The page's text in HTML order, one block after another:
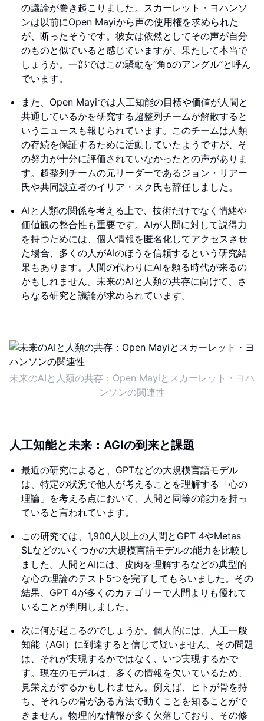
の議論が巻き起こりました。スカーレット・ヨハンソ
ンは以前にOpen Mayiから声の使用権を求められた
が、断ったそうです。彼女は依然としてその声が自分
のものと似ていると感じていますが、果たして本当で
しょうか。一部ではこの騒動を“角αのアングル”と呼ん
でいます。
また、Open Mayiでは人工知能の目標や価値が人間と
共通しているかを研究する超整列チームが解散すると
いうニュースも報じられています。このチームは人類
の存続を保証するために活動していたようですが、そ
の努力が十分に評価されていなかったとの声がありま
す。超整列チームの元リーダーであるジョン・リアー
氏や共同設立者のイリア・スク氏も辞任しました。
AIと人類の関係を考える上で、技術だけでなく情緒や
価値観の整合性も重要です。AIが人間に対して説得力
を持つためには、個人情報を匿名化してアクセスさせ
た場合、多くの人がAIのほうを信頼するという研究結
果もあります。人間の代わりにAIを頼る時代が来るの
かもしれません。未来のAIと人類の共存に向けて、さ
らなる研究と議論が求められています。
未来のAIと人類の共存：Open Mayiとスカーレット・ヨハ
ンソンの関連性
人工知能と未来：AGIの到来と課題
最近の研究によると、GPTなどの大規模言語モデル
は、特定の状況で他人が考えることを理解する「心の
理論」を考える点において、人間と同等の能力を持っ
ていると言われています。
この研究では、1,900人以上の人間とGPT 4やMetas
SLなどのいくつかの大規模言語モデルの能力を比較し
ました。人間とAIには、皮肉を理解するなどの典型的
な心の理論のテスト5つを完了してもらいました。その
結果、GPT 4が多くのカテゴリーで人間よりも優れて
いることが判明しました。
次に何が起こるのでしょうか。個人的には、人工一般
知能（AGI）に到達すると信じて疑いません。その問題
は、それが実現するかではなく、いつ実現するかで
す。現在のモデルは、多くの情報を欠いているため、
見栄えがするかもしれません。例えば、ヒトが骨を持
ち、それらの骨がある方法で動くことを知ることがで
きません。物理的な情報が多く欠落しており、その修